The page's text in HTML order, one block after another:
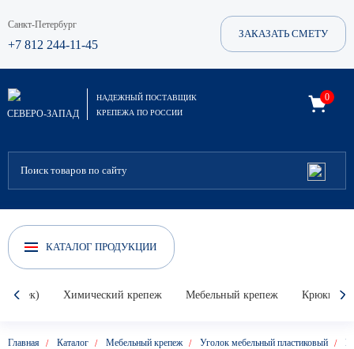
Санкт-Петербург
+7 812 244-11-45
ЗАКАЗАТЬ СМЕТУ
СЕВЕРО-ЗАПАД
НАДЕЖНЫЙ ПОСТАВЩИК
КРЕПЕЖА ПО РОССИИ
0
КАТАЛОГ ПРОДУКЦИИ
Химический крепеж Мебельный крепеж Крюки,
Главная Каталог Мебельный крепеж Уголок мебельный пластиковый